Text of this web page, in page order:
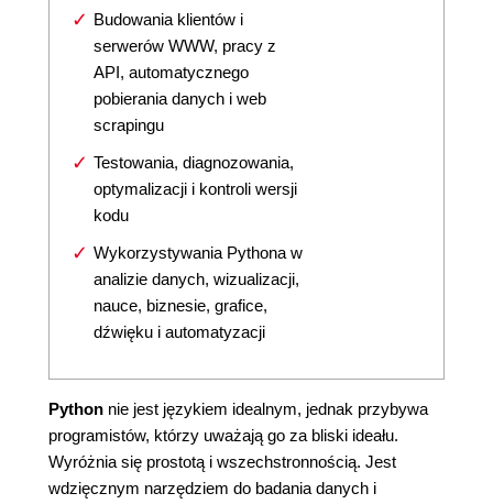
Budowania klientów i
serwerów WWW, pracy z
API, automatycznego
pobierania danych i web
scrapingu
Testowania, diagnozowania,
optymalizacji i kontroli wersji
kodu
Wykorzystywania Pythona w
analizie danych, wizualizacji,
nauce, biznesie, grafice,
dźwięku i automatyzacji
Python nie jest językiem idealnym, jednak przybywa
programistów, którzy uważają go za bliski ideału.
Wyróżnia się prostotą i wszechstronnością. Jest
wdzięcznym narzędziem do badania danych i